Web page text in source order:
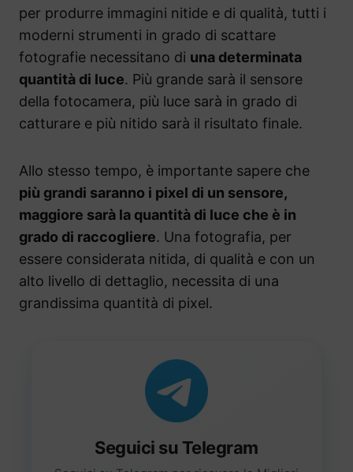
per produrre immagini nitide e di qualità, tutti i
moderni strumenti in grado di scattare
fotografie necessitano di una determinata
quantità di luce. Più grande sarà il sensore
della fotocamera, più luce sarà in grado di
catturare e più nitido sarà il risultato finale.
Allo stesso tempo, è importante sapere che
più grandi saranno i pixel di un sensore,
maggiore sarà la quantità di luce che è in
grado di raccogliere. Una fotografia, per
essere considerata nitida, di qualità e con un
alto livello di dettaglio, necessita di una
grandissima quantità di pixel.
Seguici su Telegram